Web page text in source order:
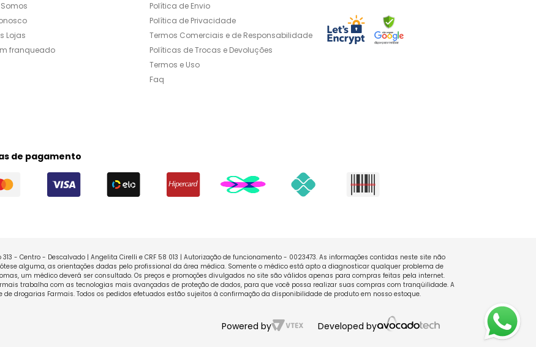
Lojas
franqueado
Política de Envio
Política de Privacidade
Termos Comerciais e de Responsabilidade
Políticas de Trocas e Devoluções
Termos e Uso
Faq
de pagamento
313 - Centro - Descalvado | Angelita Cirelli e CRF 58 013 | Autorização de funcionamento - 0023473. As informações contidas neste site não
alguma, as orientações dadas pelo profissional da área médica. Somente o médico está apto a diagnosticar qualquer problema de
um médico deverá ser consultado. Os preços e promoções divulgados no site são válidos apenas para compras feitas pela internet.
trabalha com as tecnologias mais avançadas de proteção de dados, para que você possa realizar suas compras com tranqüilidade. A
drogarias Farmais. Todos os pedidos efetuados estão sujeitos à confirmação da disponibilidade de produto em nosso estoque.
Powered by Developed by